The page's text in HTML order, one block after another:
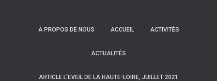
A PROPOS DE NOUS ACCUEIL ACTIVITÉS
ACTUALITÉS
ARTICLE L’EVEIL DE LA HAUTE-LOIRE, JUILLET 2021